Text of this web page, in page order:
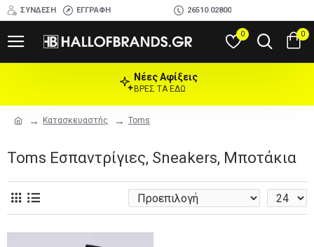
ΣΎΝΔΕΣΗ ΕΓΓΡΑΦΉ 26510 02800
0 0
Κατασκευαστής Toms
Νέες Αφίξεις
ΒΡΕΣ ΤΑ ΕΔΩ
Toms Εσπαντρίγιες, Sneakers, Μποτάκια